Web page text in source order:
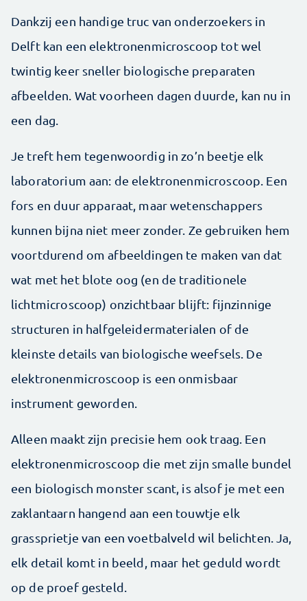
Dankzij een handige truc van onderzoekers in
Delft kan een elektronenmicroscoop tot wel
twintig keer sneller biologische preparaten
afbeelden. Wat voorheen dagen duurde, kan nu in
een dag.
Je treft hem tegenwoordig in zo’n beetje elk
laboratorium aan: de elektronenmicroscoop. Een
fors en duur apparaat, maar wetenschappers
kunnen bijna niet meer zonder. Ze gebruiken hem
voortdurend om afbeeldingen te maken van dat
wat met het blote oog (en de traditionele
lichtmicroscoop) onzichtbaar blijft: fijnzinnige
structuren in halfgeleidermaterialen of de
kleinste details van biologische weefsels. De
elektronenmicroscoop is een onmisbaar
instrument geworden.
Alleen maakt zijn precisie hem ook traag. Een
elektronenmicroscoop die met zijn smalle bundel
een biologisch monster scant, is alsof je met een
zaklantaarn hangend aan een touwtje elk
grassprietje van een voetbalveld wil belichten. Ja,
elk detail komt in beeld, maar het geduld wordt
op de proef gesteld.